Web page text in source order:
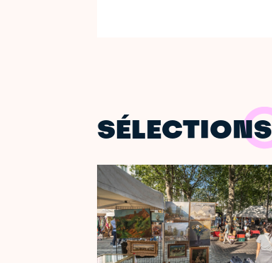
SÉLECTIONS